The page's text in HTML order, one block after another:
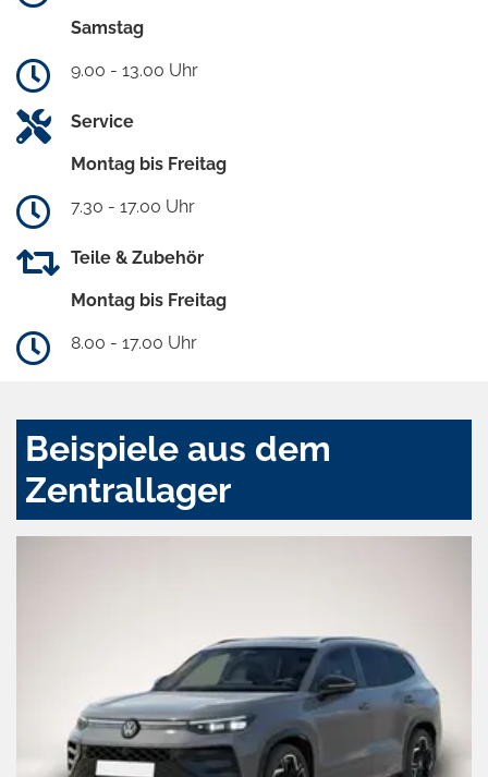
Samstag
9.00 - 13.00 Uhr
Service
Montag bis Freitag
7.30 - 17.00 Uhr
Teile & Zubehör
Montag bis Freitag
8.00 - 17.00 Uhr
Beispiele aus dem
Zentrallager